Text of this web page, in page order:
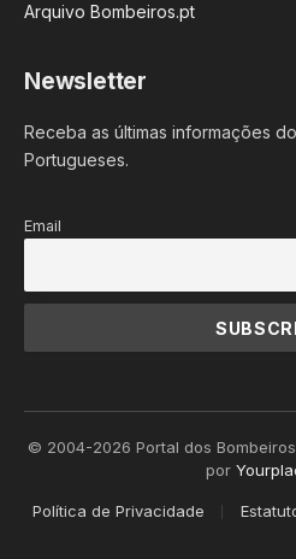
Arquivo Bombeiros.pt
Newsletter
Receba as últimas informações
Portugueses.
Email
© 2004-2026 Portal dos
por
Política de Privacidade